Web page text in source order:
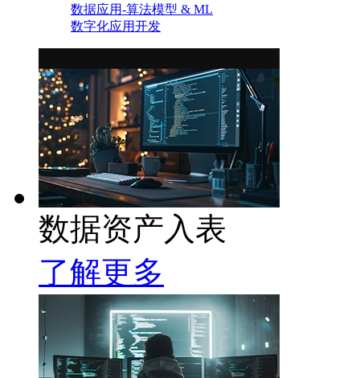
数据应用-算法模型 & ML
数字化应用开发
数据资产入表
了解更多